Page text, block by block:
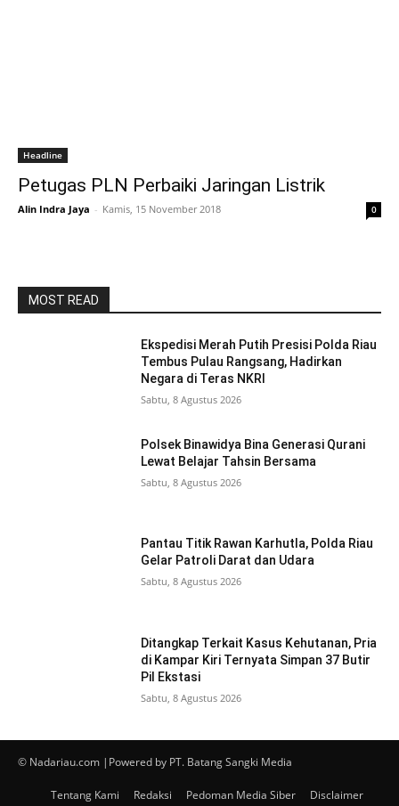
Headline
Petugas PLN Perbaiki Jaringan Listrik
Alin Indra Jaya - Kamis, 15 November 2018 0
MOST READ
Ekspedisi Merah Putih Presisi Polda Riau
Tembus Pulau Rangsang, Hadirkan
Negara di Teras NKRI
Sabtu, 8 Agustus 2026
Polsek Binawidya Bina Generasi Qurani
Lewat Belajar Tahsin Bersama
Sabtu, 8 Agustus 2026
Pantau Titik Rawan Karhutla, Polda Riau
Gelar Patroli Darat dan Udara
Sabtu, 8 Agustus 2026
Ditangkap Terkait Kasus Kehutanan, Pria
di Kampar Kiri Ternyata Simpan 37 Butir
Pil Ekstasi
Sabtu, 8 Agustus 2026
© Nadariau.com |Powered by PT. Batang Sangki Media
Tentang Kami Redaksi Pedoman Media Siber Disclaimer